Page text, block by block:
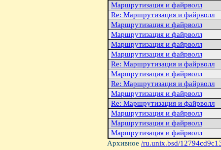
Маршрутизация и файрволл
Re: Маршрутизация и файрволл
Маршрутизация и файрволл
Маршрутизация и файрволл
Маршрутизация и файрволл
Маршрутизация и файрволл
Re: Маршрутизация и файрволл
Маршрутизация и файрволл
Re: Маршрутизация и файрволл
Маршрутизация и файрволл
Re: Маршрутизация и файрволл
Маршрутизация и файрволл
Маршрутизация и файрволл
Маршрутизация и файрволл
Архивное /ru.unix.bsd/